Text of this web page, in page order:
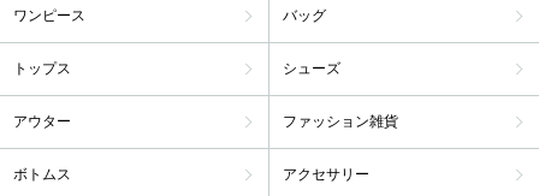
ワンピース バッグ
トップス シューズ
アウター ファッション雑貨
ボトムス アクセサリー